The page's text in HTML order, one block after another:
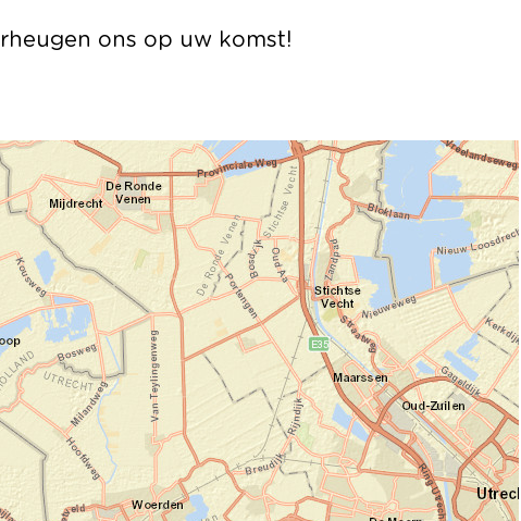
ons op uw komst!